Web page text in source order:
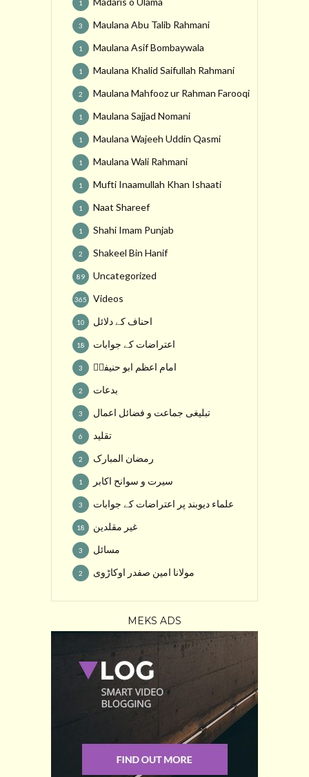
1
Maulana Abu Talib Rahmani
3
Maulana Asif Bombaywala
1
Maulana Khalid Saifullah Rahmani
1
Maulana Mahfooz ur Rahman Farooqi
2
Maulana Sajjad Nomani
1
Maulana Wajeeh Uddin Qasmi
1
Maulana Wali Rahmani
1
Mufti Inaamullah Khan Ishaati
1
Naat Shareef
1
Shahi Imam Punjab
1
Shakeel Bin Hanif
2
Uncategorized
89
Videos
365
احناف کے دلائل 10
اعتراضات کے جوابات 18
امام اعظم ابو حنیفہؒ 3
بدعات 2
تبلیغی جماعت و فضائل اعمال 3
تقلید 6
رمضان المبارک 2
سیرت و سوانح اکابر 1
علماء دیوبند پر اعتراضات کے جوابات 3
غیر مقلدین 18
مسائل 3
مولانا امین صفدر اوکاڑوی 2
MEKS ADS